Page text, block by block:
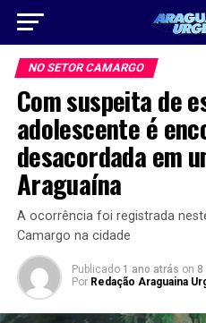
NO SETOR CAMARGO
Com suspeita de
adolescente é
desacordada em
Araguaína
A ocorrência foi registrada
Camargo na cidade
Publicado 1 ano atrás on 8
Por Redação Araguaina